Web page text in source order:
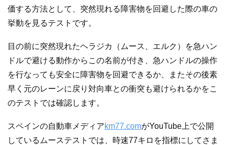
価する方法として、突然現れる障害物を回避した際の車の
挙動を見るテストです。
目の前に突然現れたヘラジカ（ムース、エルク）を急ハン
ドルで避ける動作からこの名前が付き、急ハンドルの操作
を行なっても安全に障害物を回避できるか、またその後素
早く元のレーンに戻り対向車との衝突も避けられるかをこ
のテストでは確認します。
スペインの自動車メディアkm77.comがYouTube上で公開
しているムーステストでは、時速77キロを指標にしてさま